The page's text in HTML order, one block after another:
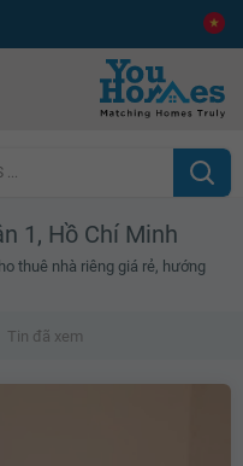
1, Hồ Chí Minh
thuê nhà riêng giá rẻ, hướng
Tin đã xem